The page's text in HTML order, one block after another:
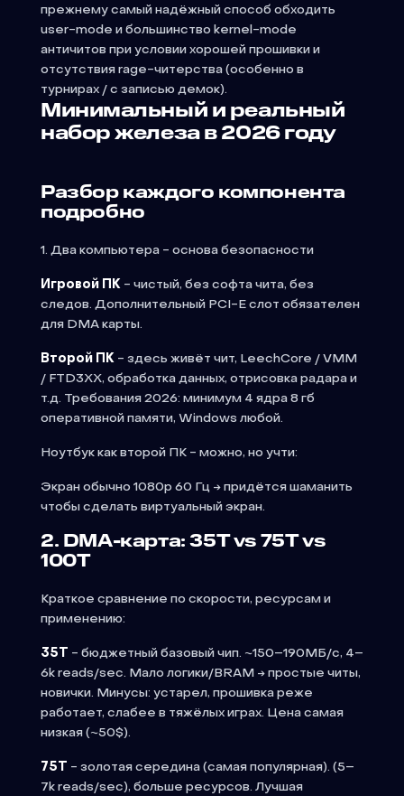
прежнему самый надёжный способ обходить
user-mode и большинство kernel-mode
античитов при условии хорошей прошивки и
отсутствия rage-читерства (особенно в
турнирах / с записью демок).
Минимальный и реальный
набор железа в 2026 году
Разбор каждого компонента
подробно
1. Два компьютера - основа безопасности
Игровой ПК - чистый, без софта чита, без
следов. Дополнительный PCI-E слот обязателен
для DMA карты.
Второй ПК - здесь живёт чит, LeechCore / VMM
/ FTD3XX, обработка данных, отрисовка радара и
т.д. Требования 2026: минимум 4 ядра 8 гб
оперативной памяти, Windows любой.
Ноутбук как второй ПК - можно, но учти:
Экран обычно 1080p 60 Гц → придётся шаманить
чтобы сделать виртуальный экран.
2. DMA-карта: 35T vs 75T vs
100T
Краткое сравнение по скорости, ресурсам и
применению:
35T - бюджетный базовый чип. ~150–190МБ/с, 4–
6k reads/sec. Мало логики/BRAM → простые читы,
новички. Минусы: устарел, прошивка реже
работает, слабее в тяжёлых играх. Цена самая
низкая (~50$).
75T - золотая середина (самая популярная). (5–
7k reads/sec), больше ресурсов. Лучшая